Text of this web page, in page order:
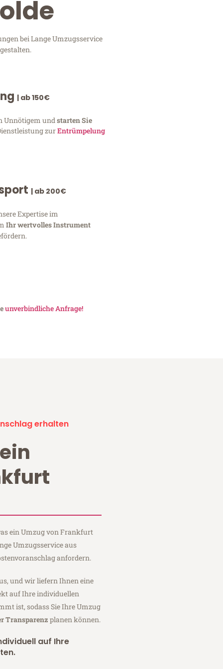
bei Lange Umzugsservice
| ab 150€
Unnötigem undstarten Sie
zurEntrümpelung
| ab 200€
Expertise im
Ihr wertvolles Instrument
unverbindliche Anfrage!
erhalten
ein Umzug von Frankfurt
Umzugsservice aus
anfordern.
und wir liefern Ihnen eine
auf Ihre individuellen
ist, sodass Sie Ihre Umzug
Transparenz planen können.
auf Ihre